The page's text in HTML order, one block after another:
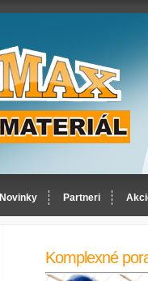
Novinky Partneri
Komplexné